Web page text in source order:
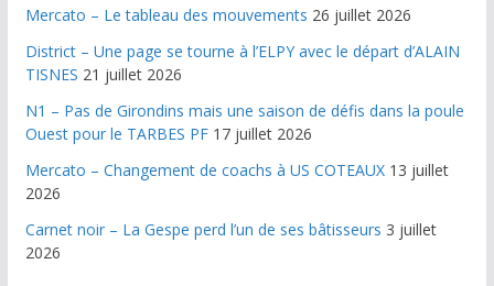
Mercato – Le tableau des mouvements 26 juillet 2026
District – Une page se tourne à l’ELPY avec le départ d’ALAIN
TISNES 21 juillet 2026
N1 – Pas de Girondins mais une saison de défis dans la poule
Ouest pour le TARBES PF 17 juillet 2026
Mercato – Changement de coachs à US COTEAUX 13 juillet
2026
Carnet noir – La Gespe perd l’un de ses bâtisseurs 3 juillet
2026